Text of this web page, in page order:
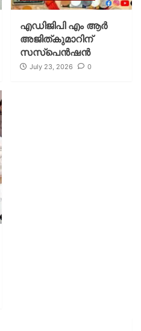
എഡിജിപി എം ആർ
അജിത്കുമാറിന്
സസ്പെൻഷൻ
July 23, 2026 0